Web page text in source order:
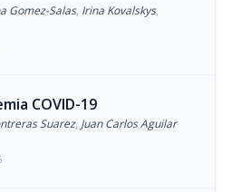
Gomez-Salas, Irina Kovalskys,
COVID-19
Suarez, Juan Carlos Aguilar